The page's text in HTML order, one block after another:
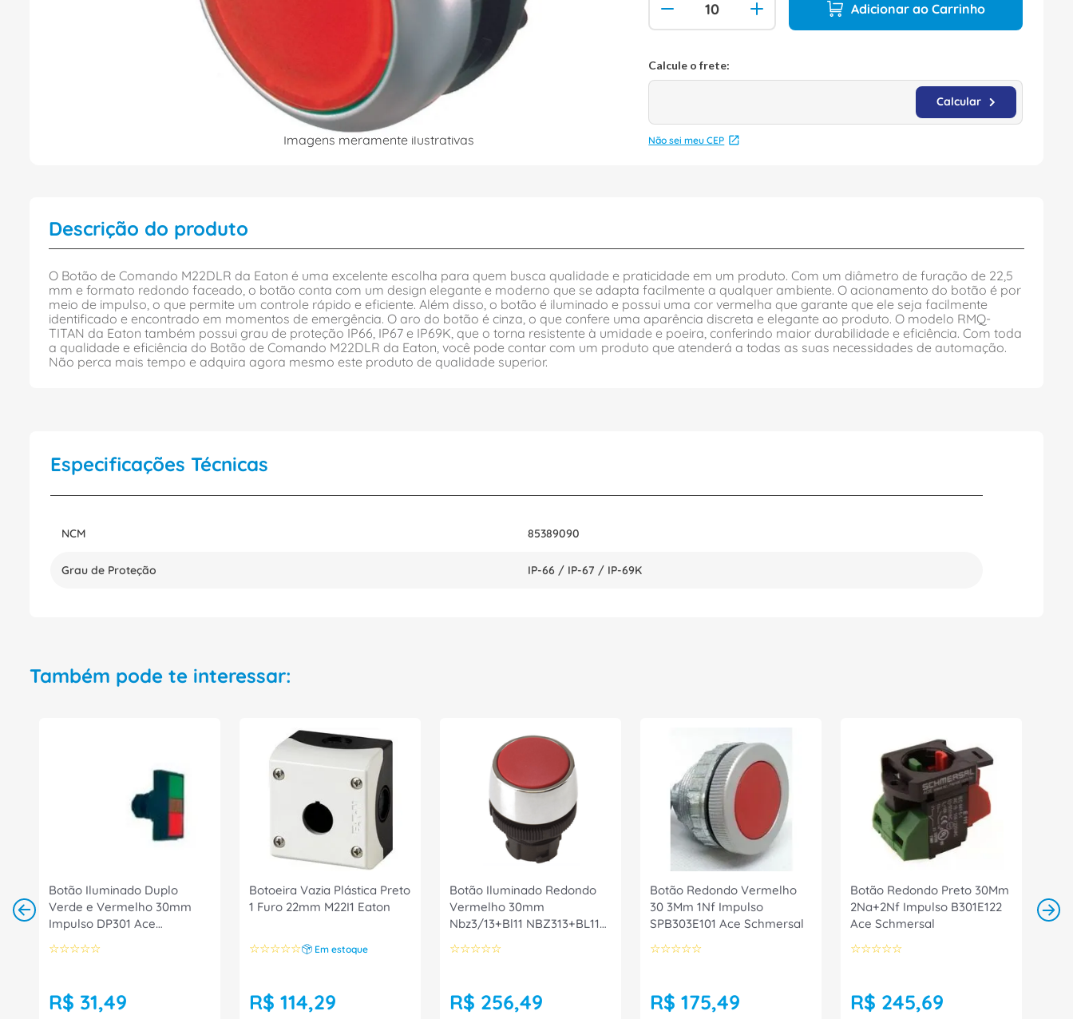
Imagens meramente ilustrativas
Adicionar ao Carrinho
Não sei meu CEP
Descrição do produto
O Botão de Comando M22DLR da Eaton é uma excelente escolha para quem busca qualidade e praticidade em um produto. Com um diâmetro de furação de 22,5
mm e formato redondo faceado, o botão conta com um design elegante e moderno que se adapta facilmente a qualquer ambiente. O acionamento do botão é por
meio de impulso, o que permite um controle rápido e eficiente. Além disso, o botão é iluminado e possui uma cor vermelha que garante que ele seja facilmente
identificado e encontrado em momentos de emergência. O aro do botão é cinza, o que confere uma aparência discreta e elegante ao produto. O modelo RMQ-
TITAN da Eaton também possui grau de proteção IP66, IP67 e IP69K, que o torna resistente à umidade e poeira, conferindo maior durabilidade e eficiência. Com toda
a qualidade e eficiência do Botão de Comando M22DLR da Eaton, você pode contar com um produto que atenderá a todas as suas necessidades de automação.
Não perca mais tempo e adquira agora mesmo este produto de qualidade superior.
Especificações Técnicas
NCM 85389090
Grau de Proteção IP-66 / IP-67 / IP-69K
Também pode te interessar:
Botão Iluminado Duplo
Verde e Vermelho 30mm
Impulso DP301 Ace
Schmersal
☆☆☆☆☆
R$ 31,49
Botoeira Vazia Plástica Preto
1 Furo 22mm M22I1 Eaton
☆☆☆☆☆ Em estoque
R$ 114,29
Botão Iluminado Redondo
Vermelho 30mm
Nbz3/13+Bl11 NBZ313+BL11
Ace Schmersal
☆☆☆☆☆
R$ 256,49
Botão Redondo Vermelho
30 3Mm 1Nf Impulso
SPB303E101 Ace Schmersal
☆☆☆☆☆
R$ 175,49
Botão Redondo Preto 30Mm
2Na+2Nf Impulso B301E122
Ace Schmersal
☆☆☆☆☆
R$ 245,69